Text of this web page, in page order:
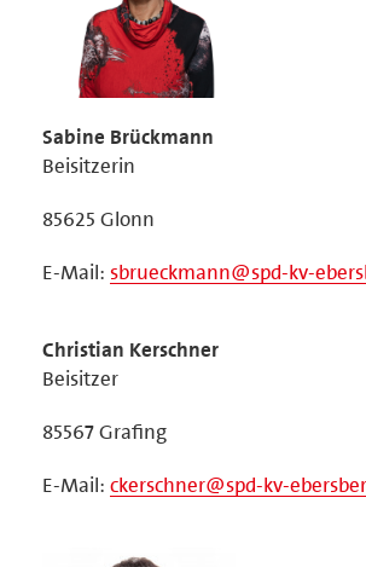
Sabine Brückmann
Beisitzerin
85625 Glonn
E-Mail: sbrueckmann@spd-kv-
Christian Kerschner
Beisitzer
85567 Grafing
E-Mail: ckerschner@spd-kv-